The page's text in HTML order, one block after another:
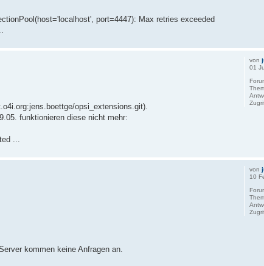
port=4447): Max retries exceeded
von
01
opsi_extensions.git).
funktionieren diese nicht mehr:
...
von
10
kommen keine Anfragen an.